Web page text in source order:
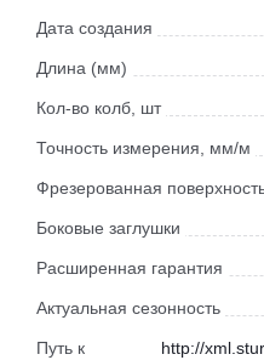
Дата создания
Длина (мм)
Кол-во колб, шт
Точность измерения, мм/м
Фрезерованная
Боковые заглушки
Расширенная гарантия
Актуальная сезонность
Путь к
http://